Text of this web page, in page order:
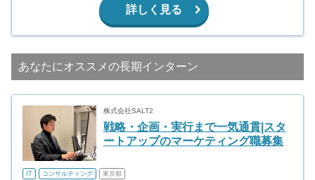
詳しく見る
あなたにオススメの長期インターン
株式会社SALT2
戦略・企画・実行まで一気通貫|スタ
ートアップのマーケティング職募集
IT コンサルティング 東京都